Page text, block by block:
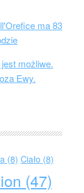
ma 83
możliwe.
Ewy.
(8) Ciało(8)
(47)